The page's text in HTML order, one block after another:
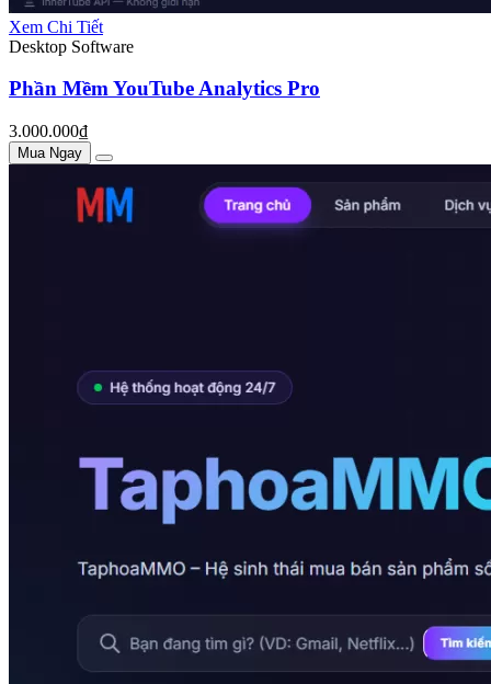
Xem Chi Tiết
Desktop Software
Phần Mềm YouTube Analytics Pro
3.000.000₫
Mua Ngay